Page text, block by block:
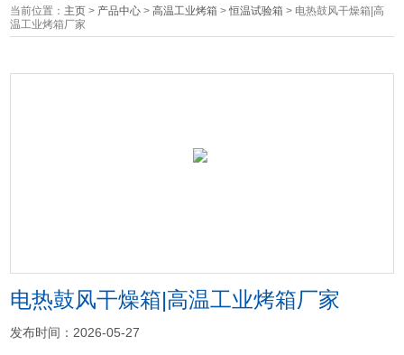
当前位置： 主页 > 产品中心 >高温工业烤箱 >恒温试验箱 > 电热鼓风干燥箱|高
温工业烤箱厂家
电热鼓风干燥箱|高温工业烤箱厂家
发布时间：2026-05-27